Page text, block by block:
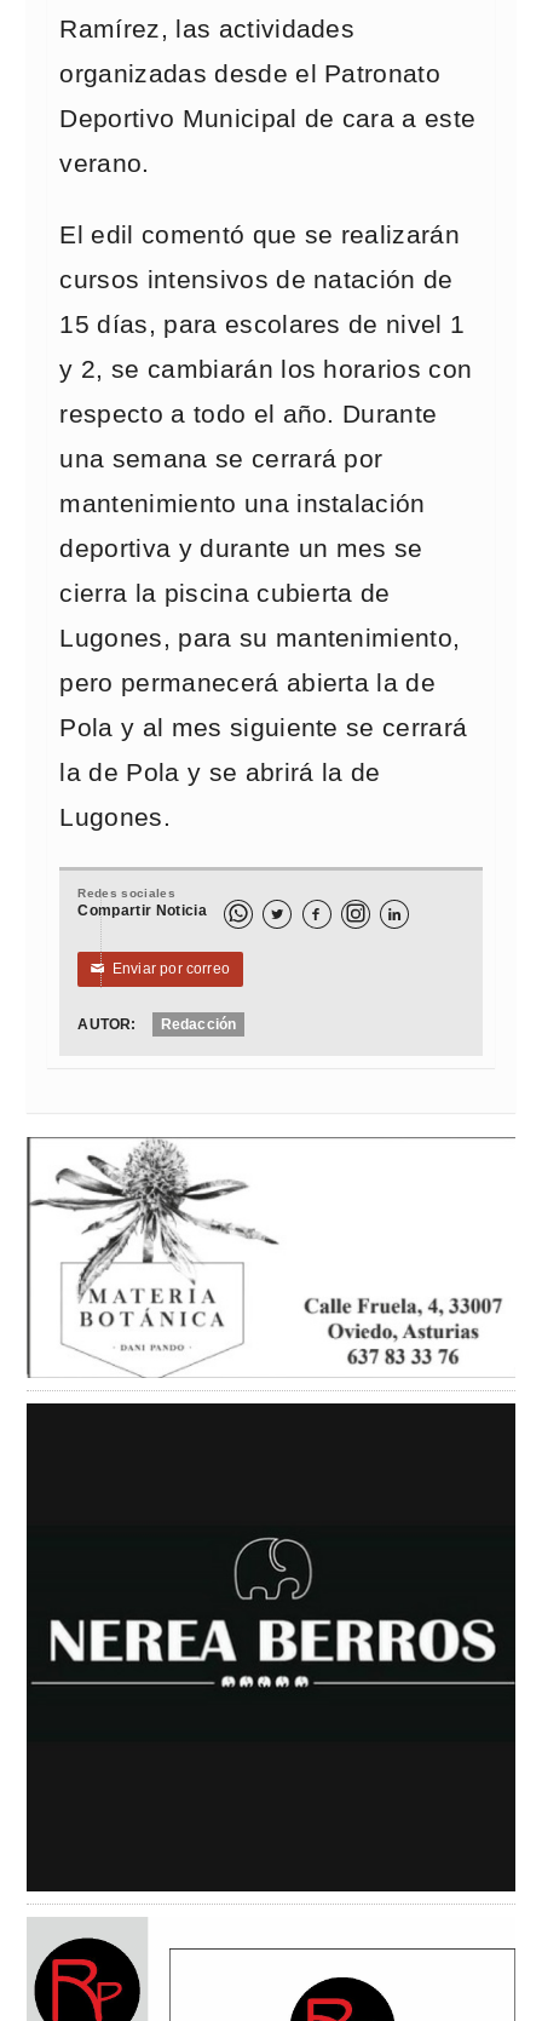
Ramírez, las actividades
organizadas desde el Patronato
Deportivo Municipal de cara a este
verano.
El edil comentó que se realizarán
cursos intensivos de natación de
15 días, para escolares de nivel 1
y 2, se cambiarán los horarios con
respecto a todo el año. Durante
una semana se cerrará por
mantenimiento una instalación
deportiva y durante un mes se
cierra la piscina cubierta de
Lugones, para su mantenimiento,
pero permanecerá abierta la de
Pola y al mes siguiente se cerrará
la de Pola y se abrirá la de
Lugones.
Redes sociales
Compartir Noticia   
✉ Enviar por correo
AUTOR: Redacción